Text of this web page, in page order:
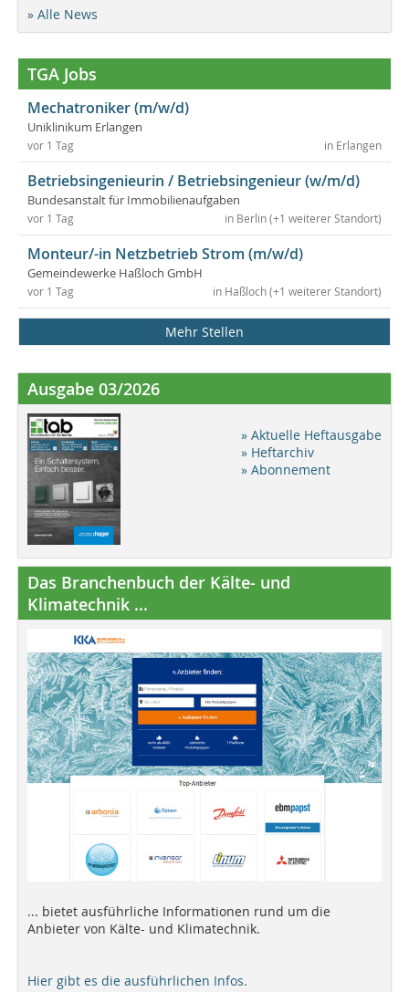
» Alle News
TGA Jobs
Mechatroniker (m/w/d)
Uniklinikum Erlangen
in Erlangen
vor 1 Tag
Betriebsingenieurin / Betriebsingenieur (w/m/d)
Bundesanstalt für Immobilienaufgaben
in Berlin (+1 weiterer Standort)
vor 1 Tag
Monteur/-in Netzbetrieb Strom (m/w/d)
Gemeindewerke Haßloch GmbH
in Haßloch (+1 weiterer Standort)
vor 1 Tag
Mehr Stellen
Ausgabe 03/2026
» Aktuelle Heftausgabe
» Heftarchiv
» Abonnement
Das Branchenbuch der Kälte- und
Klimatechnik ...
... bietet ausführliche Informationen rund um die
Anbieter von Kälte- und Klimatechnik.
Hier gibt es die ausführlichen Infos.